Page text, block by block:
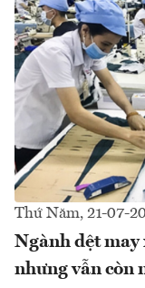
Thứ Năm, 21-07-
Ngành dệt may
nhưng vẫn còn